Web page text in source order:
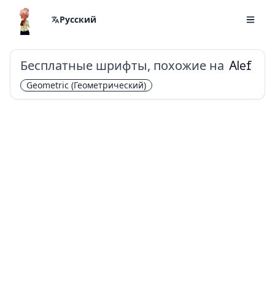
Русский
Бесплатные шрифты, похожие на Alef
Geometric (Геометрический)